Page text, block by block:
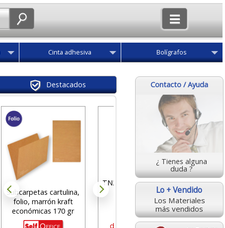
Cinta adhesiva Bolígrafos
Contacto / Ayuda
¿ Tienes alguna
duda ?
Lo + Vendido
Los Materiales
más vendidos
Destacados
Subcarpetas cartulina,
folio, marrón kraft
económicas 170 gr
Toner Brother
TN243CMYK multipack
negro amarillo
magenta cian DCP-
l3510cdw hl-l3270cd
desde:
160,13